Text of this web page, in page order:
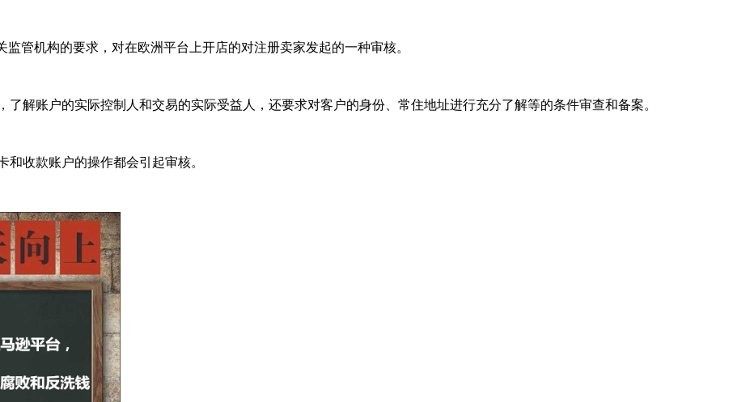
管机构的要求，对在欧洲平台上开店的对注册卖家发起的一种审核。
解账户的实际控制人和交易的实际受益人，还要求对客户的身份、常住地址进行充分了解等的条件审查和备案。
收款账户的操作都会引起审核。